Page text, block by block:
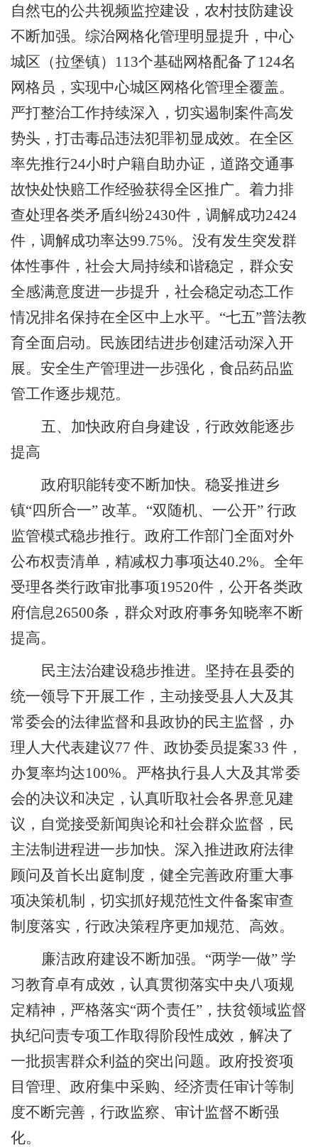
自然屯的公共视频监控建设，农村技防建设
不断加强。综治网格化管理明显提升，中心
城区（拉堡镇） 113个基础网格配备了 124名
网格员，实现中心城区网格化管理全覆盖。
严打整治工作持续深入，切实遏制案件高发
势头，打击毒品违法犯罪初显成效。在全区
率先推行24小时户籍自助办证，道路交通事
故快处快赔工作经验获得全区推广。着力排
查处理各类矛盾纠纷2430件，调解成功2424
件，调解成功率达99.75%。没有发生突发群
体性事件，社会大局持续和谐稳定，群众安
全感满意度进一步提升，社会稳定动态工作
情况排名保持在全区中上水平。 “七五”普法教
育全面启动。民族团结进步创建活动深入开
展。安全生产管理进一步强化，食品药品监
管工作逐步规范。
五、加快政府自身建设，行政效能逐步
提高
政府职能转变不断加快。 稳妥推进乡
镇“四所合一” 改革。 “双随机、一公开” 行政
监管模式稳步推行。政府工作部门全面对外
公布权责清单，精减权力事项达40.2%。全年
受理各类行政审批事项19520件，公开各类政
府信息26500条，群众对政府事务知晓率不断
提高。
民主法治建设稳步推进。 坚持在县委的
统一领导下开展工作，主动接受县人大及其
常委会的法律监督和县政协的民主监督，办
理人大代表建议77 件、政协委员提案33 件，
办复率均达100%。严格执行县人大及其常委
会的决议和决定，认真听取社会各界意见建
议，自觉接受新闻舆论和社会群众监督，民
主法制进程进一步加快。深入推进政府法律
顾问及首长出庭制度，健全完善政府重大事
项决策机制，切实抓好规范性文件备案审查
制度落实，行政决策程序更加规范、高效。
廉洁政府建设不断加强。 “两学一做” 学
习教育卓有成效，认真贯彻落实中央八项规
定精神，严格落实“两个责任” ，扶贫领域监督
执纪问责专项工作取得阶段性成效，解决了
一批损害群众利益的突出问题。政府投资项
目管理、政府集中采购、经济责任审计等制
度不断完善，行政监察、审计监督不断强
化。